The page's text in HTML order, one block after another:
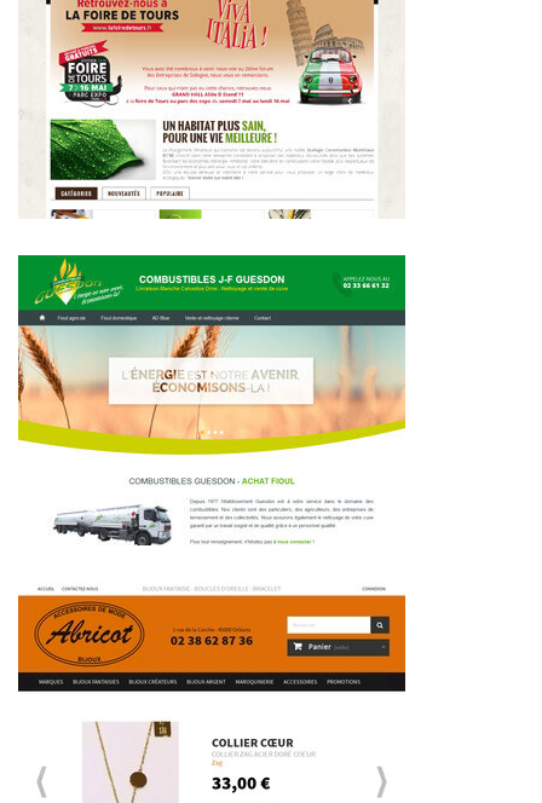
~314€/mois économisés d'annonces commerciales
~371€/mois économisés d'annonces commerciales